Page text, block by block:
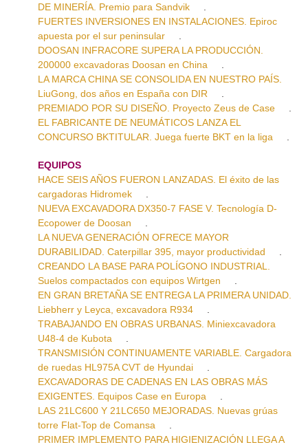
DE MINERÍA. Premio para Sandvik
FUERTES INVERSIONES EN INSTALACIONES. Epiroc
apuesta por el sur peninsular
DOOSAN INFRACORE SUPERA LA PRODUCCIÓN.
200000 excavadoras Doosan en China
LA MARCA CHINA SE CONSOLIDA EN NUESTRO PAÍS.
LiuGong, dos años en España con DIR
PREMIADO POR SU DISEÑO. Proyecto Zeus de Case
EL FABRICANTE DE NEUMÁTICOS LANZA EL
CONCURSO BKTITULAR. Juega fuerte BKT en la liga
EQUIPOS
HACE SEIS AÑOS FUERON LANZADAS. El éxito de las
cargadoras Hidromek
NUEVA EXCAVADORA DX350-7 FASE V. Tecnología D-
Ecopower de Doosan
LA NUEVA GENERACIÓN OFRECE MAYOR
DURABILIDAD. Caterpillar 395, mayor productividad
CREANDO LA BASE PARA POLÍGONO INDUSTRIAL.
Suelos compactados con equipos Wirtgen
EN GRAN BRETAÑA SE ENTREGA LA PRIMERA UNIDAD.
Liebherr y Leyca, excavadora R934
TRABAJANDO EN OBRAS URBANAS. Miniexcavadora
U48-4 de Kubota
TRANSMISIÓN CONTINUAMENTE VARIABLE. Cargadora
de ruedas HL975A CVT de Hyundai
EXCAVADORAS DE CADENAS EN LAS OBRAS MÁS
EXIGENTES. Equipos Case en Europa
LAS 21LC600 Y 21LC650 MEJORADAS. Nuevas grúas
torre Flat-Top de Comansa
PRIMER IMPLEMENTO PARA HIGIENIZACIÓN LLEGA A